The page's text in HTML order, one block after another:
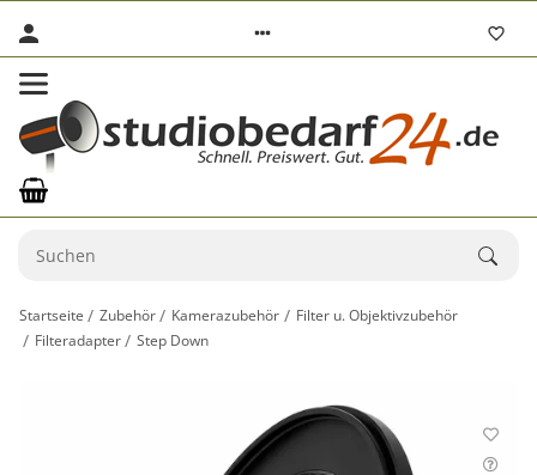
Startseite Zubehör Kamerazubehör
Filter u. Objektivzubehör
Filteradapter
Step Down